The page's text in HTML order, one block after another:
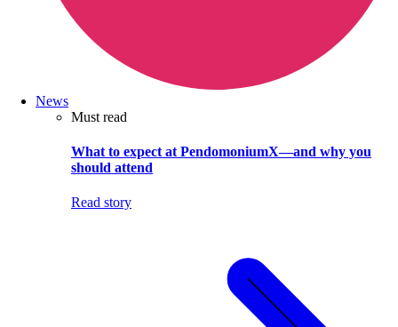
News
Must read
What to expect at PendomoniumX—and why you
should attend
Read story